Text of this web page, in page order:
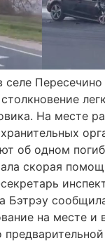
Пересечино
На месте
об одном
скорая
Бэтрэу
на месте и